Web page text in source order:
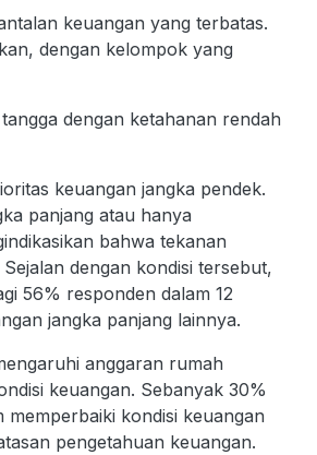
keuangan yang terbatas.
dengan kelompok yang
dengan ketahanan rendah
keuangan jangka pendek.
panjang atau hanya
bahwa tekanan
dengan kondisi tersebut,
56% responden dalam 12
jangka panjang lainnya.
anggaran rumah
keuangan. Sebanyak 30%
kondisi keuangan
pengetahuan keuangan.